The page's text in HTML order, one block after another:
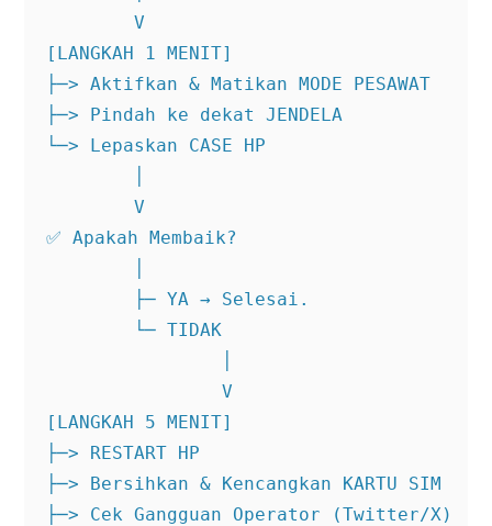
        V
[LANGKAH 1 MENIT]
├─> Aktifkan & Matikan MODE PESAWAT
├─> Pindah ke dekat JENDELA
└─> Lepaskan CASE HP
        V
✅ Apakah Membaik?
        ├─ YA → Selesai.
        └─ TIDAK
                V
[LANGKAH 5 MENIT]
├─> RESTART HP
├─> Bersihkan & Kencangkan KARTU SIM
├─> Cek Gangguan Operator (Twitter/X)